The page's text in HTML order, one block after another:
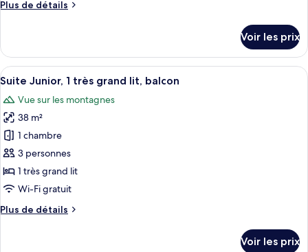
Chambre
avec
lits
jumeaux,
lits
une
place,
balcon
Plus de détails
Plus
le
type
de
Chambre
Supérieure
avec
lits
jumeaux,
2
lits
une
balcon
Voir les prix
Afficher
toutes
les
photos
pour
ce
type
de
chambre :
Suite
Literie de qualité supérieure,
6
Suite Junior, 1 très grand lit, balcon
Vue sur les montagnes
38 m²
1 chambre
3 personnes
1 très grand lit
Wi-Fi gratuit
Plus de détails
Plus
Voir les prix